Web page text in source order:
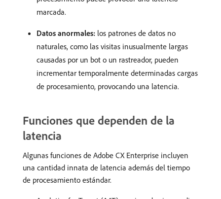
marcada.
Datos anormales: los patrones de datos no
naturales, como las visitas inusualmente largas
causadas por un bot o un rastreador, pueden
incrementar temporalmente determinadas cargas
de procesamiento, provocando una latencia.
Funciones que dependen de la
latencia
Algunas funciones de Adobe CX Enterprise incluyen
una cantidad innata de latencia además del tiempo
de procesamiento estándar.